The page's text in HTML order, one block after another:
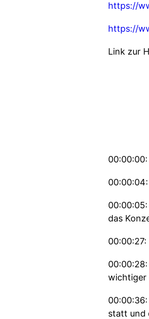
https://
https://
Link zur
00:00:04:
das
00:00:27:
wichtiger
statt und